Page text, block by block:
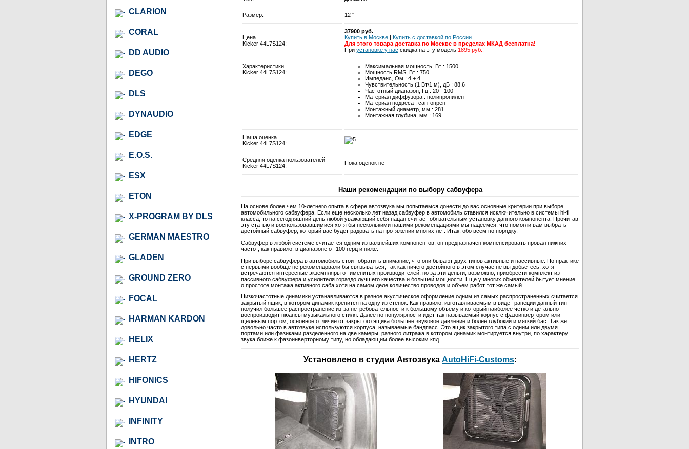
CLARION
CORAL
DD AUDIO
DEGO
DLS
DYNAUDIO
EDGE
E.O.S.
ESX
ETON
X-PROGRAM BY DLS
GERMAN MAESTRO
GLADEN
GROUND ZERO
FOCAL
HARMAN KARDON
HELIX
HERTZ
HIFONICS
HYUNDAI
INFINITY
INTRO
Размер: 12 ''
Цена
Kicker 44L7S124:
37900 руб.
Купить в Москве
Купить c доставкой по России
Для этого товара доставка по Москве в пределах МКАД бесплатна!
При установке у нас скидка на эту модель 1895 руб.!
Характеристики
Kicker 44L7S124:
Максимальная мощность, Вт : 1500
Мощность RMS, Вт : 750
Импеданс, Ом : 4 + 4
Чувствительность (1 Вт/1 м), дБ : 88,6
Частотный диапазон, Гц : 20 - 100
Материал диффузора : полипропилен
Материал подвеса : сантопрен
Монтажный диаметр, мм : 281
Монтажная глубина, мм : 169
Наша оценка
Kicker 44L7S124:
Средняя оценка пользователей
Kicker 44L7S124:
Пока оценок нет
Наши рекомендации по выбору сабвуфера
На основе более чем 10-летнего опыта в сфере автозвука мы попытаемся донести до вас основные критерии при выборе
автомобильного сабвуфера. Если еще несколько лет назад сабвуфер в автомобиль ставился исключительно в системы hi-fi
класса, то на сегодняшний день любой уважающий себя пацан считает обязательным установку данного компонента. Прочитав
эту статью и воспользовавшимися хотя бы несколькими нашими рекомендациями мы надеемся, что помогли вам выбрать
достойный сабвуфер, который вас будет радовать на протяжении многих лет. Итак, обо всем по порядку.
Сабвуфер в любой системе считается одним из важнейших компонентов, он предназначен компенсировать провал нижних
частот, как правило, в диапазоне от 100 герц и ниже.
При выборе сабвуфера в автомобиль стоит обратить внимание, что они бывают двух типов активные и пассивные. По практике
с первыми вообще не рекомендовали бы связываться, так как ничего достойного в этом случае не вы добьетесь, хотя
встречаются интересные экземпляры от именитых производителей, но за эти деньги, возможно, приобрести комплект из
пассивного сабвуфера и усилителя гораздо лучшего качества и большей мощности. Еще у многих обывателей бытует мнение
о простоте монтажа активного саба хотя на самом деле количество проводов и объем работ тот же самый.
Низкочастотные динамики устанавливаются в разное акустическое оформление одним из самых распространенных считается
закрытый ящик, в котором динамик крепится на одну из стенок. Как правило, изготавливаемым в виде трапеции данный тип
получил большее распространение из-за нетребовательности к большому объему и который наиболее четко и детально
воспроизводит нюансы музыкального стиля. Далее по популярности идет так называемый корпус с фазоинвертором или
щелевым портом, основное отличие от закрытого ящика большее звуковое давление и более глубокий и мягкий бас. Так же
довольно часто в автозвуке используются корпуса, называемые бандпасс. Это ящик закрытого типа с одним или двумя
портами или фазиками разделенного на две камеры, разного литража в котором динамик монтируется внутри, по характеру
звука ближе к фазоинверторному типу, но обладающим более высоким кпд.
Установлено в студии Автозвука AutoHiFi-Customs: